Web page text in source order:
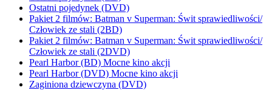
Ostatni pojedynek (DVD)
Pakiet 2 filmów: Batman v Superman: Świt sprawiedliwości/
Człowiek ze stali (2BD)
Pakiet 2 filmów: Batman v Superman: Świt sprawiedliwości/
Człowiek ze stali (2DVD)
Pearl Harbor (BD) Mocne kino akcji
Pearl Harbor (DVD) Mocne kino akcji
Zaginiona dziewczyna (DVD)